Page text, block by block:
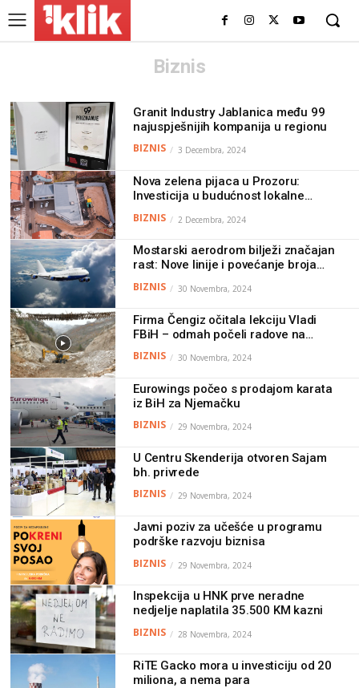
Biznis
Granit Industry Jablanica među 99
najuspješnijih kompanija u regionu
BIZNIS 3 Decembra, 2024
Nova zelena pijaca u Prozoru:
Investicija u budućnost lokalne
BIZNIS 2 Decembra, 2024
Mostarski aerodrom bilježi značajan
rast: Nove linije i povećanje broja
BIZNIS 30 Novembra, 2024
Firma Čengiz očitala lekciju Vladi
FBiH – odmah počeli radove na
sanaciji pruge (video)
BIZNIS 30 Novembra, 2024
Eurowings počeo s prodajom karata
iz BiH za Njemačku
BIZNIS 29 Novembra, 2024
U Centru Skenderija otvoren Sajam
bh. privrede
BIZNIS 29 Novembra, 2024
Javni poziv za učešće u programu
podrške razvoju biznisa
BIZNIS 29 Novembra, 2024
Inspekcija u HNK prve neradne
nedjelje naplatila 35.500 KM kazni
BIZNIS 28 Novembra, 2024
RiTE Gacko mora u investiciju od 20
miliona, a nema para